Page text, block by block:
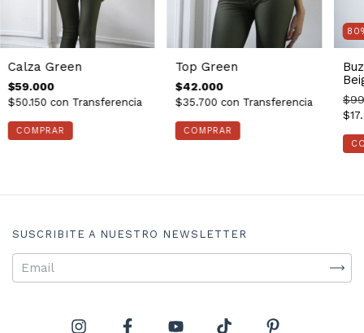
Calza Green
$59.000
$50.150 con Transferencia
COMPRAR
Top Green
$42.000
$35.700 con Transferencia
COMPRAR
80
SUSCRIBITE A NUESTRO NEWSLETTER